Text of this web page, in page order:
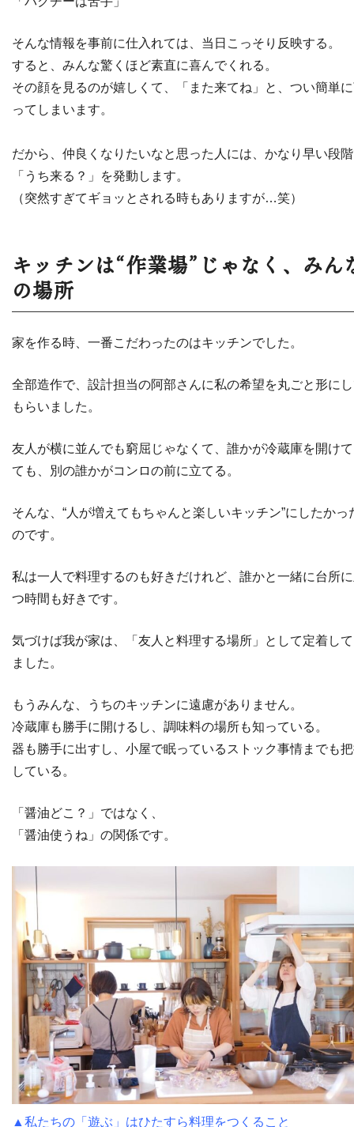
そんな情報を事前に仕入れては、当日こっそり反映する。
すると、みんな驚くほど素直に喜んでくれる。
その顔を見るのが嬉しくて、「また来てね」と、つい簡単
ってしまいます。
だから、仲良くなりたいなと思った人には、かなり早い段
「うち来る？」を発動します。
（突然すぎてギョッとされる時もありますが…笑）
キッチンは“作業場”じゃなく、みん
の場所
家を作る時、一番こだわったのはキッチンでした。
全部造作で、設計担当の阿部さんに私の希望を丸ごと形に
もらいました。
友人が横に並んでも窮屈じゃなくて、誰かが冷蔵庫を開け
ても、別の誰かがコンロの前に立てる。
そんな、“人が増えてもちゃんと楽しいキッチン”にしたかっ
のです。
私は一人で料理するのも好きだけれど、誰かと一緒に台所
つ時間も好きです。
気づけば我が家は、「友人と料理する場所」として定着し
ました。
もうみんな、うちのキッチンに遠慮がありません。
冷蔵庫も勝手に開けるし、調味料の場所も知っている。
器も勝手に出すし、小屋で眠っているストック事情までも
している。
「醤油どこ？」ではなく、
「醤油使うね」の関係です。
▲私たちの「遊ぶ」はひたすら料理をつくること